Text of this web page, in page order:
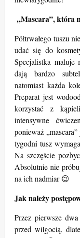
„Mascara”, która
Półtrwałego tuszu
udać się do
Specjalistka
dają bardzo
natomiast każda
Preparat jest
korzystać z
intensywne
ponieważ
tygodni tusz
Na szczęście
Absolutnie nie
na ich nadmiar 😉
Jak należy
Przez pierwsze
przed wilgocią,